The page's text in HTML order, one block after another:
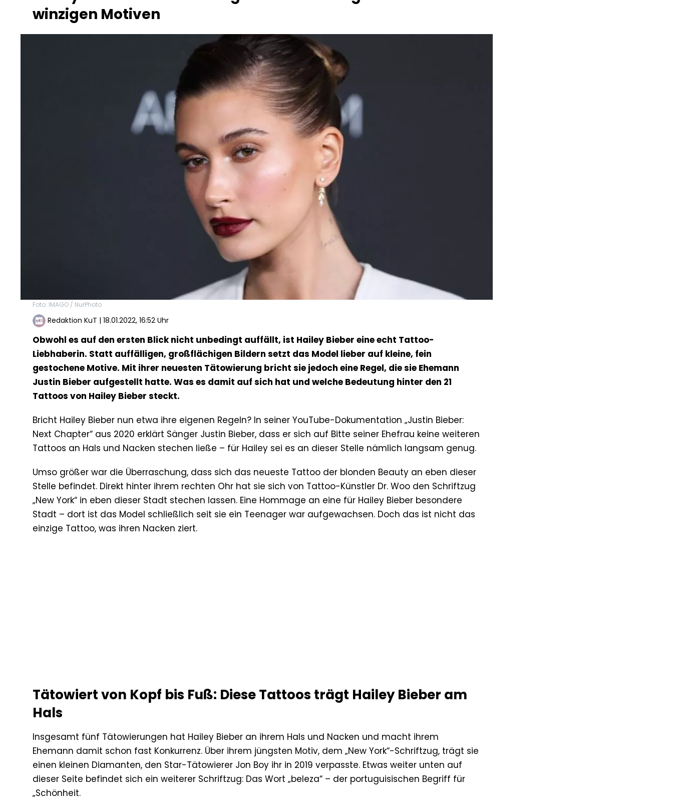
winzigen Motiven
Foto: IMAGO / NurPhoto
Redaktion KuT | 18.01.2022, 16:52 Uhr
Obwohl es auf den ersten Blick nicht unbedingt auffällt, ist Hailey Bieber eine echt Tattoo-
Liebhaberin. Statt auffälligen, großflächigen Bildern setzt das Model lieber auf kleine, fein
gestochene Motive. Mit ihrer neuesten Tätowierung bricht sie jedoch eine Regel, die sie Ehemann
Justin Bieber aufgestellt hatte. Was es damit auf sich hat und welche Bedeutung hinter den 21
Tattoos von Hailey Bieber steckt.
Bricht Hailey Bieber nun etwa ihre eigenen Regeln? In seiner YouTube-Dokumentation „Justin Bieber:
Next Chapter“ aus 2020 erklärt Sänger Justin Bieber, dass er sich auf Bitte seiner Ehefrau keine weiteren
Tattoos an Hals und Nacken stechen ließe – für Hailey sei es an dieser Stelle nämlich langsam genug.
Umso größer war die Überraschung, dass sich das neueste Tattoo der blonden Beauty an eben dieser
Stelle befindet. Direkt hinter ihrem rechten Ohr hat sie sich von Tattoo-Künstler Dr. Woo den Schriftzug
„New York“ in eben dieser Stadt stechen lassen. Eine Hommage an eine für Hailey Bieber besondere
Stadt – dort ist das Model schließlich seit sie ein Teenager war aufgewachsen. Doch das ist nicht das
einzige Tattoo, was ihren Nacken ziert.
Tätowiert von Kopf bis Fuß: Diese Tattoos trägt Hailey Bieber am
Hals
Insgesamt fünf Tätowierungen hat Hailey Bieber an ihrem Hals und Nacken und macht ihrem
Ehemann damit schon fast Konkurrenz. Über ihrem jüngsten Motiv, dem „New York“-Schriftzug, trägt sie
einen kleinen Diamanten, den Star-Tätowierer Jon Boy ihr in 2019 verpasste. Etwas weiter unten auf
dieser Seite befindet sich ein weiterer Schriftzug: Das Wort „beleza“ – der portuguisischen Begriff für
„Schönheit.